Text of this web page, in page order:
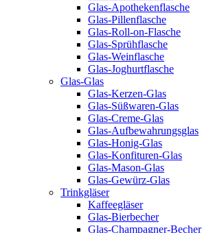
Glas-Apothekenflasche
Glas-Pillenflasche
Glas-Roll-on-Flasche
Glas-Sprühflasche
Glas-Weinflasche
Glas-Joghurtflasche
Glas-Glas
Glas-Kerzen-Glas
Glas-Süßwaren-Glas
Glas-Creme-Glas
Glas-Aufbewahrungsglas
Glas-Honig-Glas
Glas-Konfituren-Glas
Glas-Mason-Glas
Glas-Gewürz-Glas
Trinkgläser
Kaffeegläser
Glas-Bierbecher
Glas-Champagner-Becher